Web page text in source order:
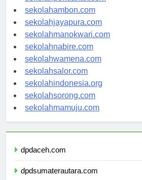
sekolahpontianak.com
sekolahambon.com
sekolahjayapura.com
sekolahmanokwari.com
sekolahnabire.com
sekolahwamena.com
sekolahsalor.com
sekolahindonesia.org
sekolahsorong.com